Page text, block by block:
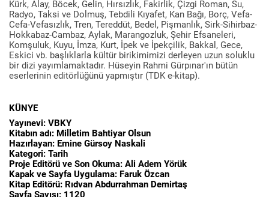
Kürk, Alay, Böcek, Gelin, Hırsızlık, Fakirlik, Çizgi Roman, Su,
Radyo, Taksi ve Dolmuş, Tebdili Kıyafet, Kan Bağı, Borç, Vefa-
Cefa-Vefasızlık, Tren, Tereddüt, Bedel, Pişmanlık, Sirk-Sihirbaz-
Hokkabaz-Cambaz, Aylak, Marangozluk, Şehir Efsaneleri,
Komşuluk, Kuyu, İmza, Kurt, İpek ve İpekçilik, Bakkal, Gece,
Eskici vb. başlıklarla kültür birikimimizi derleyen uzun soluklu
bir dizi yayımlamaktadır. Hüseyin Rahmi Gürpınar'ın bütün
eserlerinin editörlüğünü yapmıştır (TDK e-kitap).
KÜNYE
Yayınevi: VBKY
Kitabın adı: Milletim Bahtiyar Olsun
Hazırlayan: Emine Gürsoy Naskali
Kategori: Tarih
Proje Editörü ve Son Okuma: Ali Adem Yörük
Kapak ve Sayfa Uygulama: Faruk Özcan
Kitap Editörü: Rıdvan Abdurrahman Demirtaş
Sayfa Sayısı: 1120